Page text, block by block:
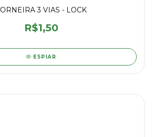
3 VIAS - LOCK
R$1,50
ESPIAR